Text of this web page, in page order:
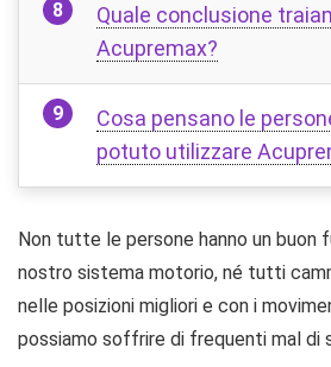
Quale conclusione
Acupremax?
Cosa pensano le
potuto utilizzare
Non tutte le persone hanno un buon
nostro sistema motorio, né tutti
nelle posizioni migliori e con i
possiamo soffrire di frequenti mal di